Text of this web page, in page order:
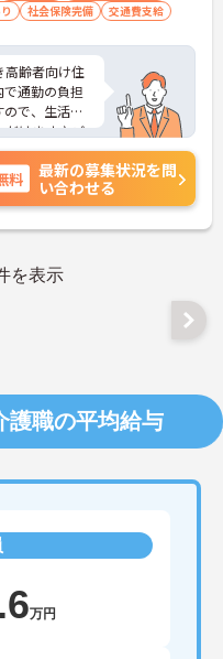
社会保険完備 交通費支給
高齢者向け住
通勤の負担
で、生活リ
だけます♪ご
など、リフレ
味のある方に
細をお話しい
！
料
最新の募集状況を問
い合わせる
を表示
護職の平均給与
万円